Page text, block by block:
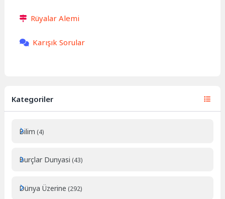
Rüyalar Alemi
Karışık Sorular
Kategoriler
Bilim (4)
Burçlar Dunyasi (43)
Dünya Üzerine (292)